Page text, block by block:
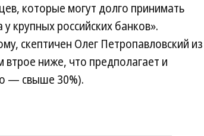
которые могут долго принимать
крупных российских банков».
скептичен Олег Петропавловский из
ниже, что предполагает и
— свыше 30%).